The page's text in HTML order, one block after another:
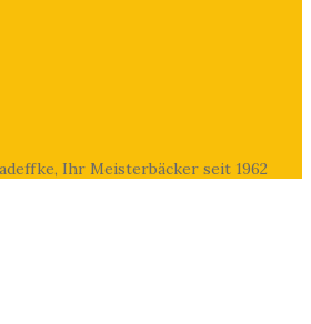
Ihr Meisterbäcker seit 1962